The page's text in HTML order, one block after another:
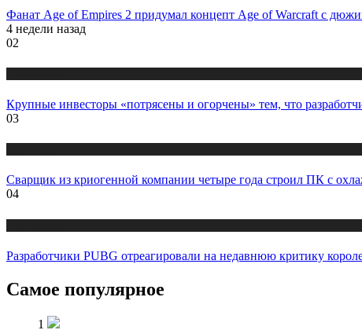
Фанат Age of Empires 2 придумал концепт Age of Warcraft с
4 недели назад
02
Крупные инвесторы «потрясены и огорчены» тем, что
03
Cварщик из криогенной компании четыре года строил ПК с
04
Разработчики PUBG отреагировали на недавнюю критику
Самое популярное
1